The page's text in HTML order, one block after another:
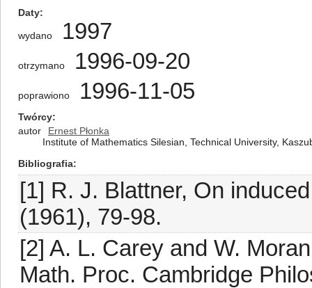
Daty
wydano 1997
otrzymano 1996-09-20
poprawiono 1996-11-05
Twórcy
autor
Ernest Płonka
Institute of Mathematics Silesian, Technical University,
Bibliografia
[1] R. J. Blattner, On
(1961), 79-98.
[2] A. L. Carey and W.
Math. Proc. Cambridge